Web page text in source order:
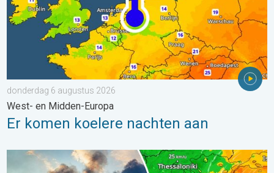
donderdag 6 augustus 2026
West- en Midden-Europa
Er komen koelere nachten aan
Ook in Zuidoost-Europa woeden bosbranden. Hitte en veel